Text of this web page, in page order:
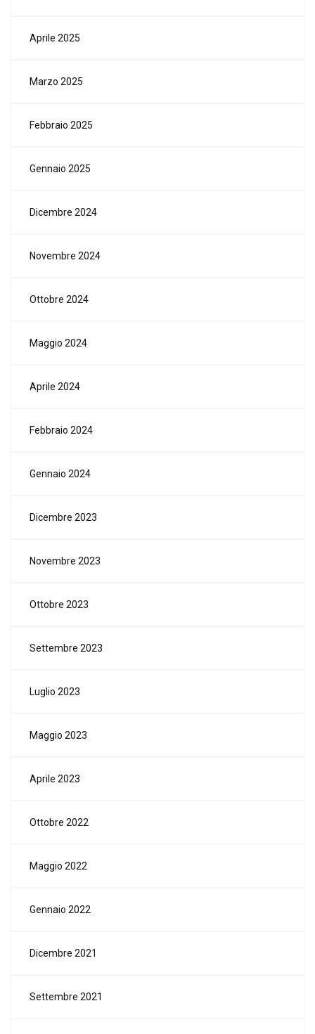
Aprile 2025
Marzo 2025
Febbraio 2025
Gennaio 2025
Dicembre 2024
Novembre 2024
Ottobre 2024
Maggio 2024
Aprile 2024
Febbraio 2024
Gennaio 2024
Dicembre 2023
Novembre 2023
Ottobre 2023
Settembre 2023
Luglio 2023
Maggio 2023
Aprile 2023
Ottobre 2022
Maggio 2022
Gennaio 2022
Dicembre 2021
Settembre 2021